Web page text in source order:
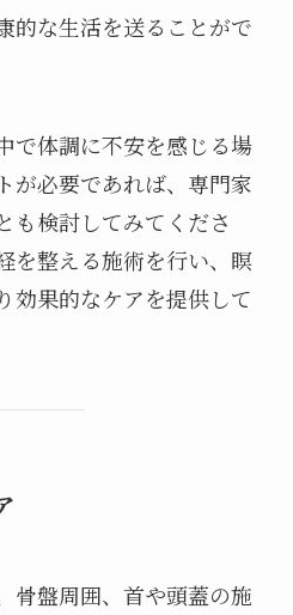
的な生活を送ることがで
で体調に不安を感じる場
が必要であれば、専門家
も検討してみてくださ
を整える施術を行い、瞑
効果的なケアを提供して
骨盤周囲、首や頭蓋の施